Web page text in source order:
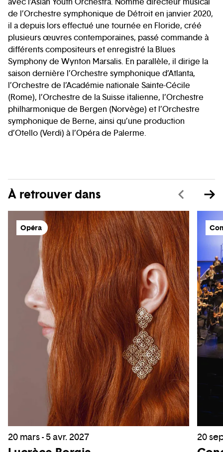
de l’Orchestre symphonique de Détroit en janvier 2020,
il a depuis lors effectué une tournée en Floride, créé
plusieurs œuvres contemporaines, passé commande à
différents compositeurs et enregistré la Blues
Symphony de Wynton Marsalis. En parallèle, il dirige la
saison dernière l’Orchestre symphonique d’Atlanta,
l’Orchestre de l’Académie nationale Sainte-Cécile
(Rome), l’Orchestre de la Suisse italienne, l’Orchestre
philharmonique de Bergen (Norvège) et l’Orchestre
symphonique de Berne, ainsi qu’une production
d’Otello (Verdi) à l’Opéra de Palerme.
À retrouver dans
Opéra
20 mars - 5 avr. 2027 20